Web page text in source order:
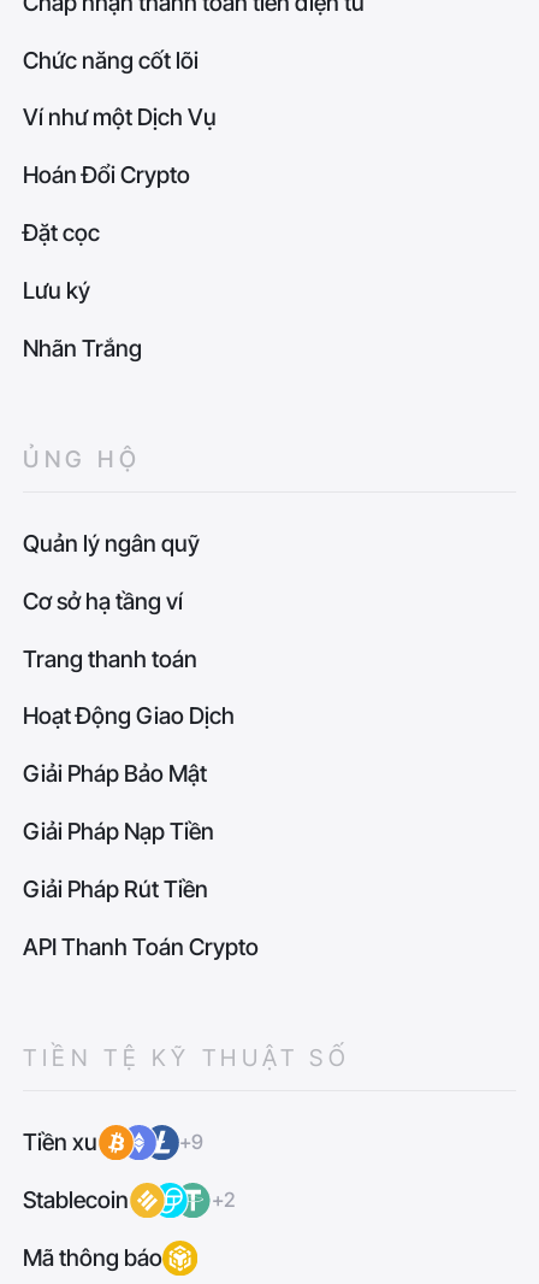
Chức năng cốt lõi
Ví như một Dịch Vụ
Hoán Đổi Crypto
Đặt cọc
Lưu ký
Nhãn Trắng
ỦNG HỘ
Quản lý ngân quỹ
Cơ sở hạ tầng ví
Trang thanh toán
Hoạt Động Giao Dịch
Giải Pháp Bảo Mật
Giải Pháp Nạp Tiền
Giải Pháp Rút Tiền
API Thanh Toán Crypto
TIỀN TỆ KỸ THUẬT SỐ
Tiền xu +9
Stablecoin +2
Mã thông báo